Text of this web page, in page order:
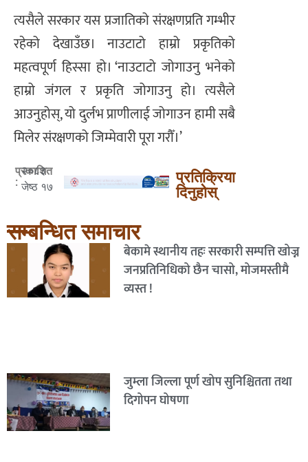
त्यसैले सरकार यस प्रजातिको संरक्षणप्रति गम्भीर
रहेको देखाउँछ। नाउटाटो हाम्रो प्रकृतिको
महत्वपूर्ण हिस्सा हो। ‘नाउटाटो जोगाउनु भनेको
हाम्रो जंगल र प्रकृति जोगाउनु हो। त्यसैले
आउनुहोस्, यो दुर्लभ प्राणीलाई जोगाउन हामी सबै
मिलेर संरक्षणको जिम्मेवारी पूरा गरौँ।’
प्रकाशित
:
२०८३
जेष्ठ १७
प्रतिक्रिया
दिनुहोस्
सम्बन्धित समाचार
बेकामे स्थानीय तहः सरकारी सम्पत्ति खोज्न
जनप्रतिनिधिको छैन चासो, मोजमस्तीमै
व्यस्त !
जुम्ला जिल्ला पूर्ण खोप सुनिश्चितता तथा
दिगोपन घोषणा